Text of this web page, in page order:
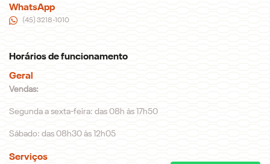
WhatsApp
(45) 3218-1010
Horários de funcionamento
Geral
Vendas:
Segunda a sexta-feira: das 08h às 17h50
Sábado: das 08h30 às 12h05
Serviços